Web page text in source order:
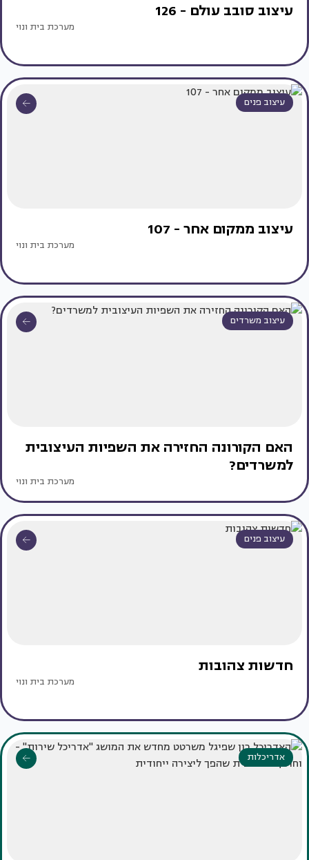
עיצוב סובב עולם - 126
מערכת בית ונוי
עיצוב פנים
עיצוב ממקום אחר - 107
מערכת בית ונוי
עיצוב משרדים
האם הקורונה החזירה את השפיות העיצובית
למשרדים?
מערכת בית ונוי
עיצוב פנים
חדשות צהובות
מערכת בית ונוי
אדריכלות